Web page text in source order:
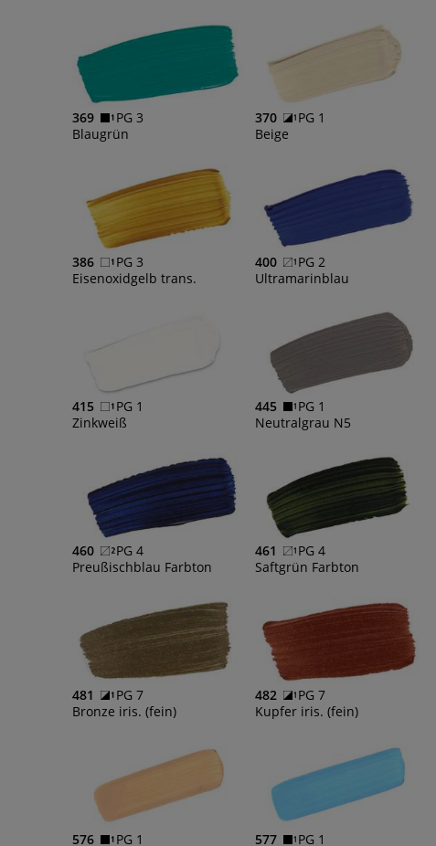
369
PG 3
Blaugrün
370
PG 1
Beige
386
PG 3
Eisenoxidgelb trans.
400
PG 2
Ultramarinblau
415
PG 1
Zinkweiß
445
PG 1
Neutralgrau N5
460
PG 4
Preußischblau Farbton
461
PG 4
Saftgrün Farbton
481
PG 7
Bronze iris. (fein)
482
PG 7
Kupfer iris. (fein)
576 PG 1 577 PG 1